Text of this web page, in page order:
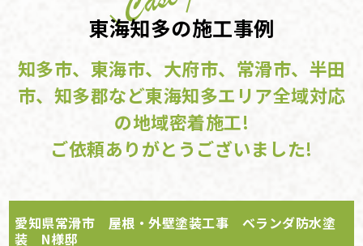
東海知多の施工事例
知多市、東海市、大府市、常滑市、半田
市、知多郡など東海知多エリア全域対応
の地域密着施工!
ご依頼ありがとうございました!
愛知県常滑市 屋根・外壁塗装工事 ベランダ防水塗
装 N様邸